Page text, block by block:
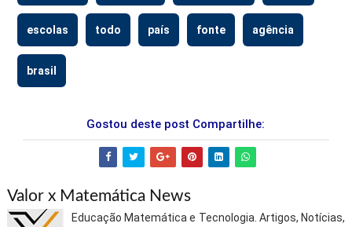
escolas todo país fonte agência
brasil
Gostou deste post Compartilhe:
Valor x Matemática News
Educação Matemática e Tecnologia. Artigos, Notícias,